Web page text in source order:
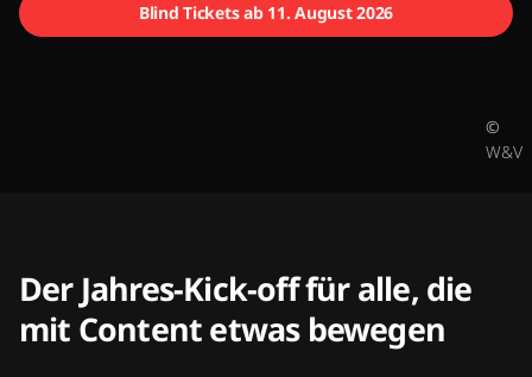
Blind Tickets ab 11. August 2026
©
W&V
Der Jahres-Kick-off für alle, die
mit Content etwas bewegen